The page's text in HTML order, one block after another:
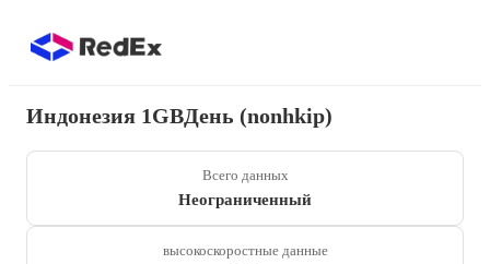
Индонезия 1GBДень (nonhkip)
Всего данных
Неограниченный
высокоскоростные данные